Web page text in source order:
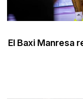
El Baxi Manresa